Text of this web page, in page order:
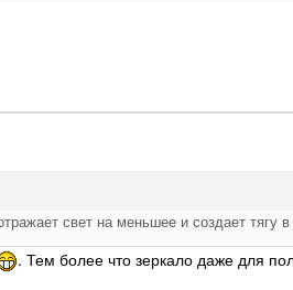
свет на меньшее и создает
. Тем более что зеркало даже для